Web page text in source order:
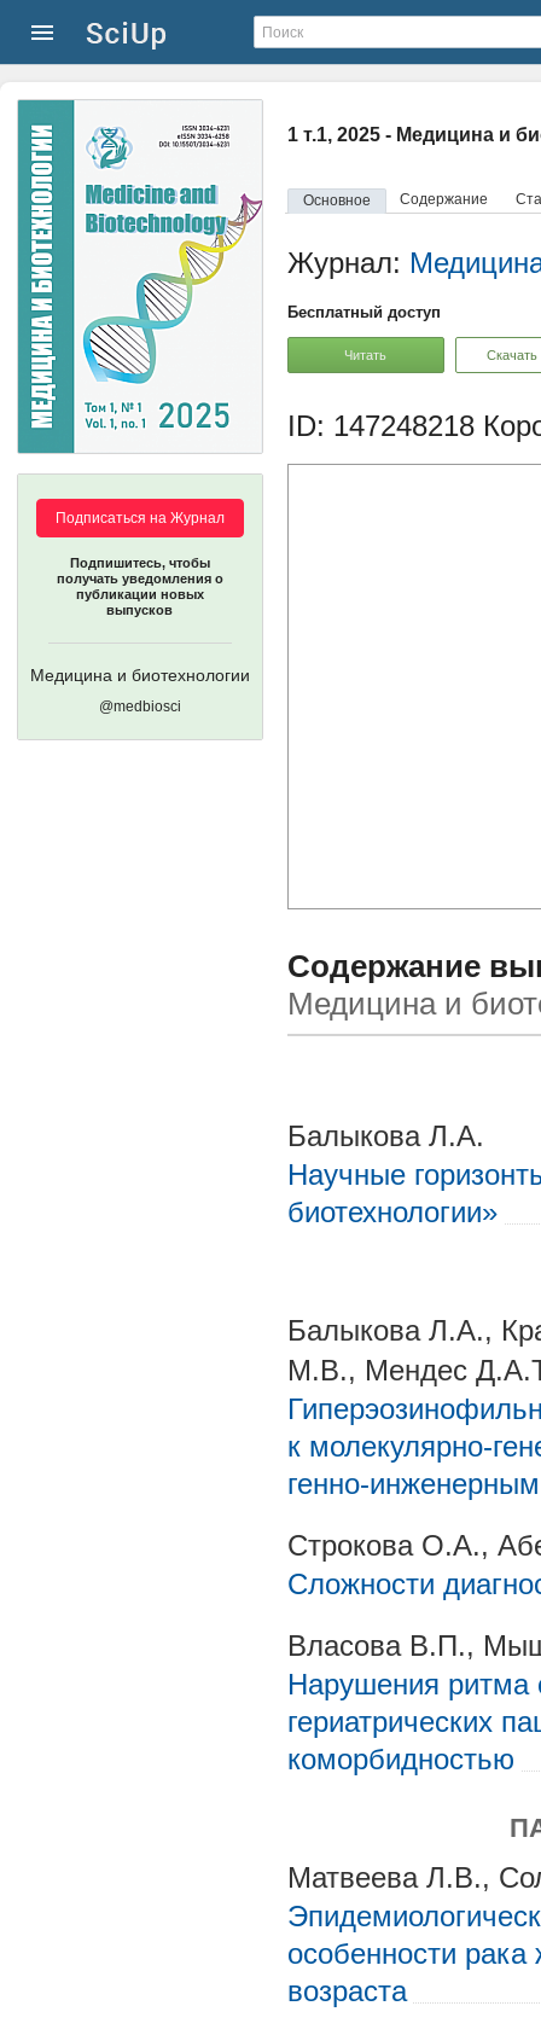
1 т.1, 2025 - Медицина и
Основное Содержание
Подписаться на Журнал
Подпишитесь, чтобы
получать уведомления о
публикации новых
выпусков
Медицина и биотехнологии
@medbiosci
Журнал:
Бесплатный доступ
Читать Скачать
ID: 147248218
Содержание
Медицина и
Балыкова Л.А.
Научные
биотехнологии»
Балыкова Л.А.,
М.В., Мендес
к молекулярно-
генно-
Строкова О.А.,
Сложности
Власова В.П.,
Нарушения ритма
гериатрических
коморбидностью
Матвеева Л.В.,
особенности
возраста